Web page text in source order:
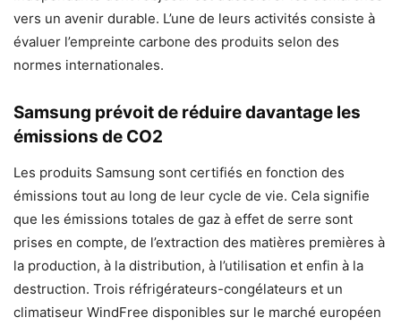
vers un avenir durable. L’une de leurs activités consiste à
évaluer l’empreinte carbone des produits selon des
normes internationales.
Samsung prévoit de réduire davantage les
émissions de CO2
Les produits Samsung sont certifiés en fonction des
émissions tout au long de leur cycle de vie. Cela signifie
que les émissions totales de gaz à effet de serre sont
prises en compte, de l’extraction des matières premières à
la production, à la distribution, à l’utilisation et enfin à la
destruction. Trois réfrigérateurs-congélateurs et un
climatiseur WindFree disponibles sur le marché européen